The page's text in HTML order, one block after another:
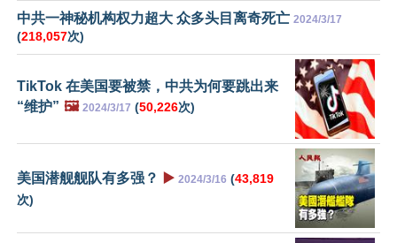
中共一神秘机构权力超大 众多头目离奇死亡 2024/3/17
(218,057次)
TikTok 在美国要被禁，中共为何要跳出来
“维护” 🖼️ 2024/3/17 (50,226次)
美国潜舰舰队有多强？ ▶️ 2024/3/16 (43,819
次)